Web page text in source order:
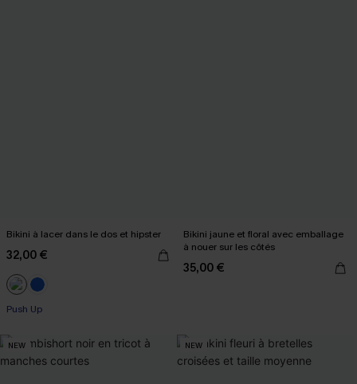
Bikini à lacer dans le dos et hipster
32,00 €
Push Up
Bikini jaune et floral avec emballage
à nouer sur les côtés
35,00 €
NEW NEW